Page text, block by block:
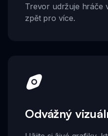
Trevor udržuje hráče
zpět pro více.
Odvážný